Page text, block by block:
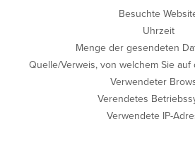
Besuchte
Uhrzeit
Menge der gesendeten
Quelle/Verweis, von welchem Sie
Verwendeter
Verendetes
Verwendete IP-